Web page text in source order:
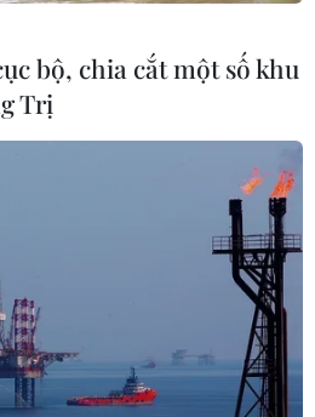
Bộ có
được các
bờ an toàn
bộ, chia cắt một số khu
Trị